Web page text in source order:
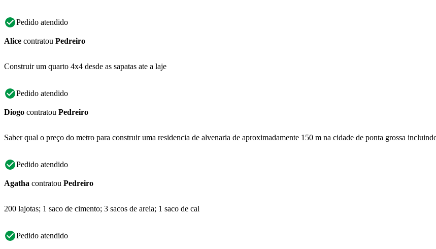
Pedido atendido
Alice contratou Pedreiro
Construir um quarto 4x4 desde as sapatas ate a laje
Pedido atendido
Diogo contratou Pedreiro
Saber qual o preço do metro para construir uma residencia de alvenaria de aproximadamente 150 m na cidade de ponta grossa
Pedido atendido
Agatha contratou Pedreiro
200 lajotas; 1 saco de cimento; 3 sacos de areia; 1 saco de cal
Pedido atendido